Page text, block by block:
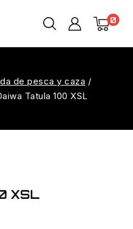
0
de pesca y caza /
Tatula 100 XSL
XSL